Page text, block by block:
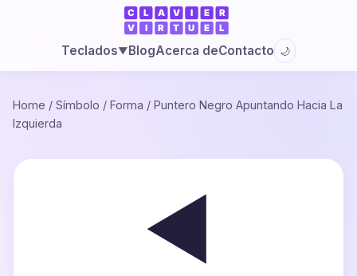
Teclados▼BlogAcerca deContacto 🌙
Home / Símbolo / Forma / Puntero Negro Apuntando Hacia La
Izquierda
◄